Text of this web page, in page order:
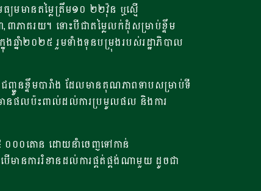
យមមានតម្លៃត្រឹម១០ ២២វ៉ុន ឬស្មើ
៣ភាគរយ។ ទោះបីជាតម្លៃលក់ដុំសម្រាប់ខ្ទឹម
ងឆ្នាំ២០២៥ រួមទាំងទុនបម្រុងរបស់រដ្ឋាភិបាល
ញ្ជូនខ្ទឹមបារាំង ដែលមានគុណភាពទាបសម្រាប់ទី
ចមានផលប៉ះពាល់ដល់ការប្រមូលផល និងការ
៥ ០០០តោន ដោយនាំចេញទៅកាន់
ានការរំខានដល់ការផ្គត់ផ្គង់ណាមួយ ដូចជា